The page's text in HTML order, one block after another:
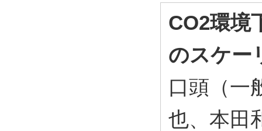
CO2環境
のスケー
口頭（一
也、本田